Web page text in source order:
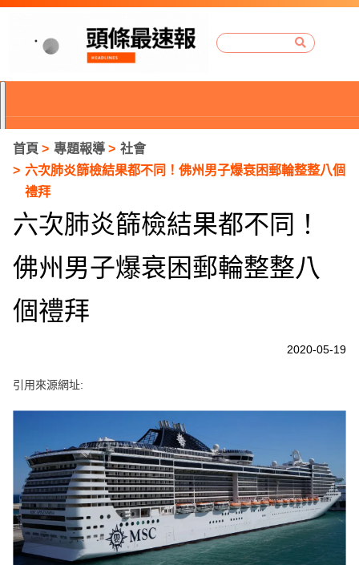
首頁 專題報導
社會
六次肺炎篩檢結果都不同！佛州男子爆衰困郵輪整整八個
禮拜
六次肺炎篩檢結果都不同！
佛州男子爆衰困郵輪整整八
個禮拜
2020-05-19
引用來源網址: